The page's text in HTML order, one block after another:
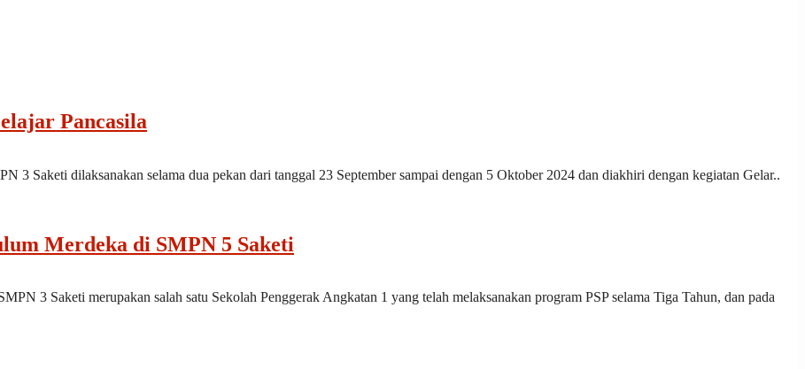
Pancasila
3 Saketi dilaksanakan selama dua pekan dari tanggal 23 September sampai dengan 5 Oktober 2024 dan diakhiri dengan kegiatan Gelar..
Merdeka di SMPN 5 Saketi
3 Saketi merupakan salah satu Sekolah Penggerak Angkatan 1 yang telah melaksanakan program PSP selama Tiga Tahun, dan pada